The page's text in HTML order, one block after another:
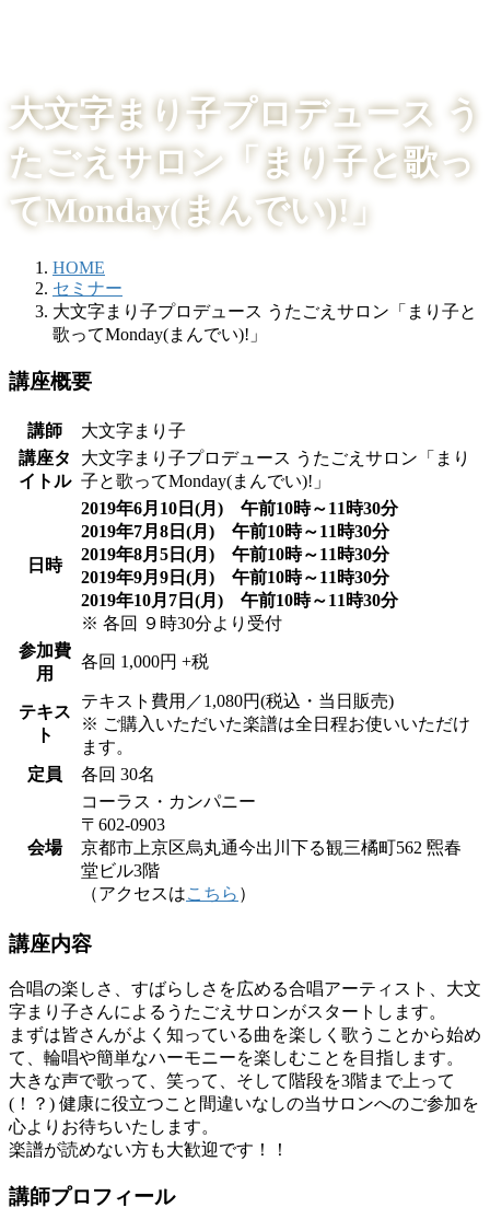
大文字まり子プロデュース う
たごえサロン「まり子と歌っ
てMonday(まんでい)!」
HOME
セミナー
大文字まり子プロデュース うたごえサロン「まり子と
歌ってMonday(まんでい)!」
講座概要
講師
大文字まり子
講座タ
イトル
大文字まり子プロデュース うたごえサロン「まり
子と歌ってMonday(まんでい)!」
日時
2019年6月10日(月) 午前10時～11時30分
2019年7月8日(月) 午前10時～11時30分
2019年8月5日(月) 午前10時～11時30分
2019年9月9日(月) 午前10時～11時30分
2019年10月7日(月) 午前10時～11時30分
※ 各回 ９時30分より受付
参加費
用
各回 1,000円 +税
テキス
ト
テキスト費用／1,080円(税込・当日販売)
※ ご購入いただいた楽譜は全日程お使いいただけ
ます。
定員
各回 30名
会場
コーラス・カンパニー
〒602-0903
京都市上京区烏丸通今出川下る観三橘町562 煕春
堂ビル3階
（アクセスはこちら ）
講座内容
合唱の楽しさ、すばらしさを広める合唱アーティスト、大文
字まり子さんによるうたごえサロンがスタートします。
まずは皆さんがよく知っている曲を楽しく歌うことから始め
て、輪唱や簡単なハーモニーを楽しむことを目指します。
大きな声で歌って、笑って、そして階段を3階まで上って
(！？) 健康に役立つこと間違いなしの当サロンへのご参加を
心よりお待ちいたします。
楽譜が読めない方も大歓迎です！！
講師プロフィール